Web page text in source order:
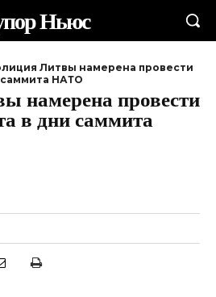
Ньюс
Литвы намерена провести
НАТО
намерена провести
в дни саммита